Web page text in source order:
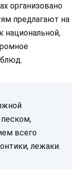
организовано
предлагают на
национальной,
всего
лежаки.